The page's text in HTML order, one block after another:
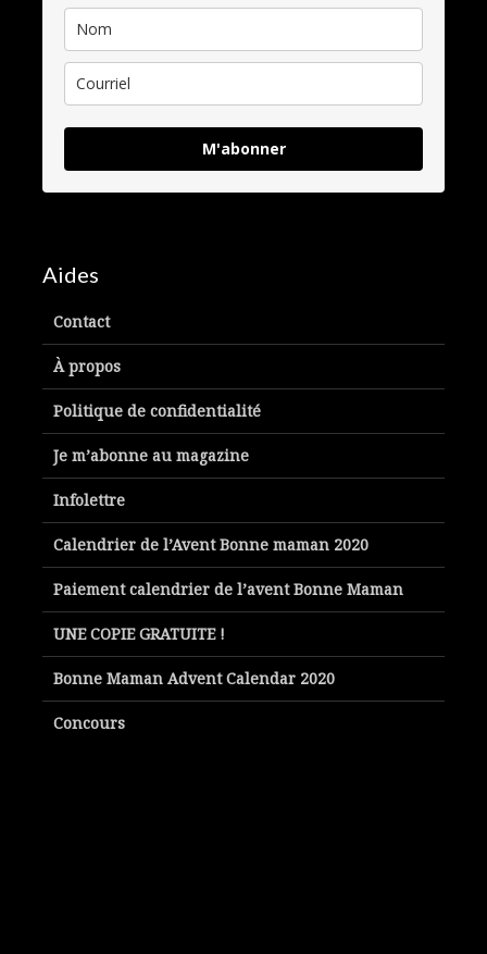
M'abonner
Aides
Contact
À propos
Politique de confidentialité
Je m’abonne au magazine
Infolettre
Calendrier de l’Avent Bonne maman 2020
Paiement calendrier de l’avent Bonne Maman
UNE COPIE GRATUITE !
Bonne Maman Advent Calendar 2020
Concours